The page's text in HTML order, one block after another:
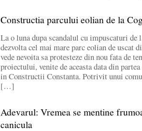
Constructia parcului eolian de la
La o luna dupa scandalul cu impuscaturi de
dezvolta cel mai mare parc eolian de uscat
vede nevoita sa protesteze din nou fata de
proiectului, venite de aceasta data din
in Constructii Constanta. Potrivit unui
[…]
Adevarul: Vremea se mentine
canicula